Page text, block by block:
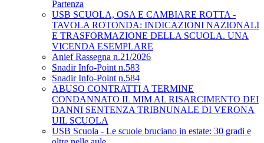
Partenza
USB SCUOLA, OSA E CAMBIARE ROTTA -
TAVOLA ROTONDA: INDICAZIONI NAZIONALI
E TRASFORMAZIONE DELLA SCUOLA. UNA
VICENDA ESEMPLARE
Anief Rassegna n.21/2026
Snadir Info-Point n.583
Snadir Info-Point n.584
ABUSO CONTRATTI A TERMINE
CONDANNATO IL MIM AL RISARCIMENTO DEI
DANNI SENTENZA TRIBNUNALE DI VERONA
UIL SCUOLA
USB Scuola - Le scuole bruciano in estate: 30 gradi e